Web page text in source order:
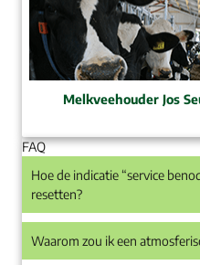
Melkveehouder Jos
FAQ
Hoe de indicatie “service
resetten?
Waarom zou ik een